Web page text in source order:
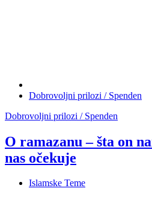
Dobrovoljni prilozi / Spenden
Dobrovoljni prilozi / Spenden
O ramazanu – šta on
nas očekuje
Islamske Teme